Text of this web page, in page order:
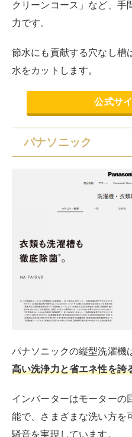
パナソニックならではの特
の力とパワフル立体水流で
とす「スゴ落ち泡洗浄」な
公式サ
日立
汚れをしっかり落としなが
持ち ナイアガラ ビート洗浄
多彩な洗浄機能を搭載し、
できるのも魅力ですね。
また「シワ低減コース」で
くい洗い方をするだけでな